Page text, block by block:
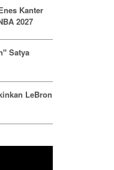
Kanter
2027
Satya
LeBron